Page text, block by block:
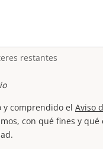
restantes
y comprendido el Aviso
con qué fines y